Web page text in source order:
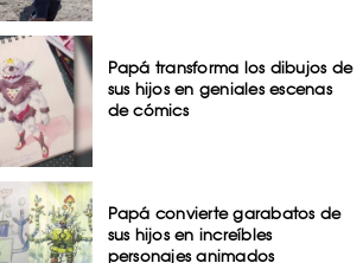
Papá transforma los dibujos de
sus hijos en geniales escenas
de cómics
Papá convierte garabatos de
sus hijos en increíbles
personajes animados